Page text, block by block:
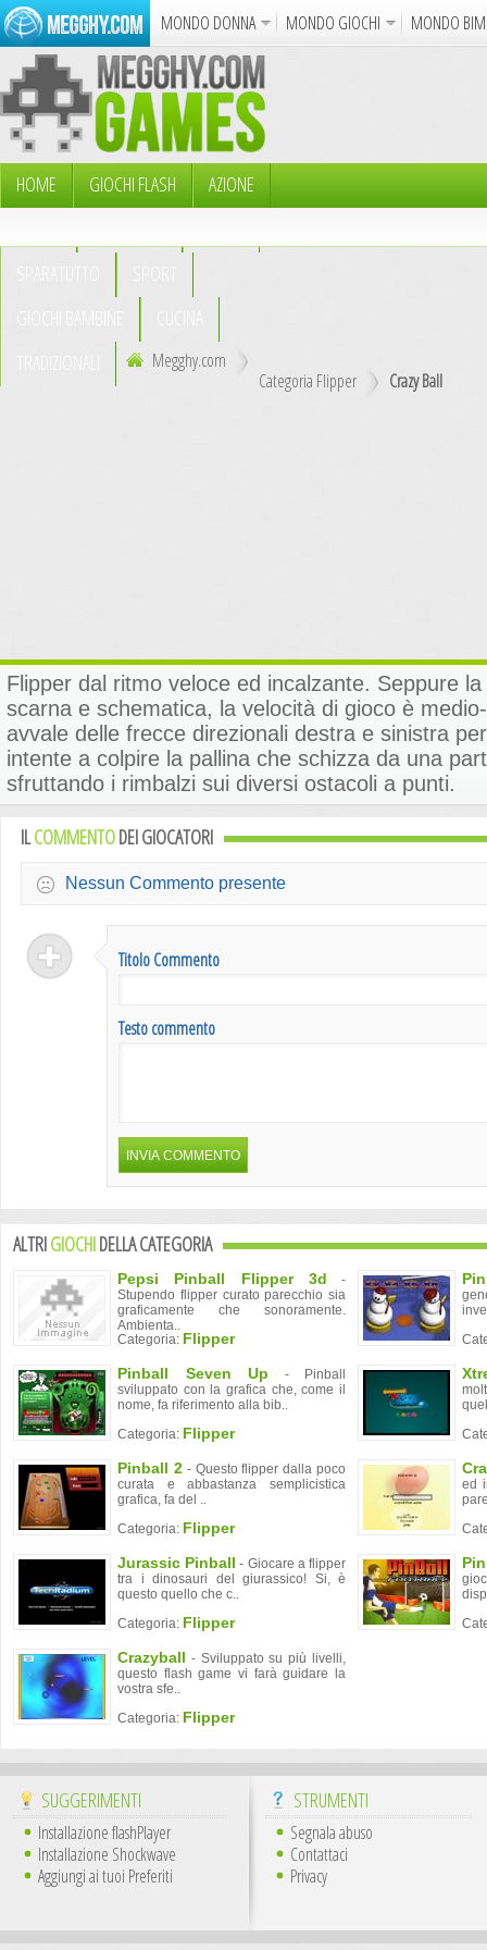
MONDO DONNA MONDO GIOCHI
MONDO
Album
Punto Croce Cucina
Azione Puzzle
HOME GIOCHI FLASH
AZIONE
Megghy.com
Categoria Flipper
Crazy Ball
Flipper dal ritmo veloce ed incalzante. Seppure
scarna e schematica, la velocità di gioco è
avvale delle frecce direzionali destra e sinistra
intente a colpire la pallina che schizza da una
sfruttando i rimbalzi sui diversi ostacoli a punti.
ILCOMMENTODEI GIOCATORI
Nessun Commento presente
Titolo Commento
Testo commento
ALTRIGIOCHIDELLA CATEGORIA
Pepsi Pinball Flipper 3d -
Stupendo flipper curato parecchio sia
graficamente che sonoramente.
Ambienta..
Categoria: Flipper
Pinball Seven Up - Pinball
sviluppato con la grafica che, come il
nome, fa riferimento alla bib..
Categoria: Flipper
Pinball 2- Questo flipper dalla poco
curata e abbastanza semplicistica
grafica, fa del ..
Categoria: Flipper
ed
Jurassic Pinball - Giocare a flipper
tra i dinosauri del giurassico! Si, è
questo quello che c..
Categoria: Flipper
Crazyball - Sviluppato su più livelli,
questo flash game vi farà guidare la
vostra sfe..
Categoria: Flipper
SUGGERIMENTI
Installazione flashPlayer
Installazione Shockwave
Aggiungi ai tuoi Preferiti
STRUMENTI
Segnala abuso
Contattaci
Privacy